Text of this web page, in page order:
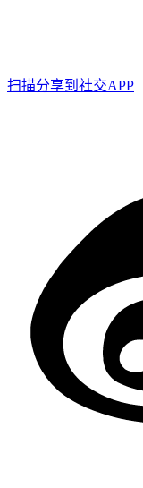
扫描分享到社交APP